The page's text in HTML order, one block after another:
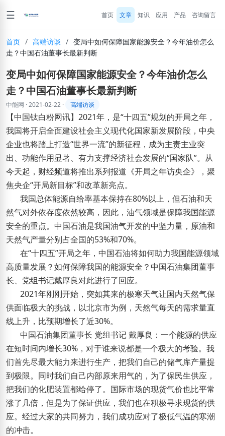
☰ 首页 文章 知识 应用 产品 咨询留言
首页 / 高端访谈 / 变局中如何保障国家能源安全？今年油价怎么
走？中国石油董事长最新判断
变局中如何保障国家能源安全？今年油价怎么
走？中国石油董事长最新判断
中能网 ·2021-02-22 · 高端访谈
【中国钛白粉网讯】2021年，是“十四五”规划的开局之年，
我国将开启全面建设社会主义现代化国家新发展阶段，中央
企业也将踏上打造“世界一流”的新征程，成为主责主业突
出、功能作用显著、有力支撑经济社会发展的“国家队”。从
今天起，财经频道将推出系列报道《开局之年访央企》，聚
焦央企“开局新目标”和改革新亮点。
我国总体能源自给率基本保持在80%以上，但石油和天
然气对外依存度依然较高，因此，油气领域是保障我国能源
安全的重点。中国石油是我国油气开发的中坚力量，原油和
天然气产量分别占全国的53%和70%。
在“十四五”开局之年，中国石油将如何助力我国能源领域
高质量发展？如何保障我国的能源安全？中国石油集团董事
长、党组书记戴厚良对此进行了回应。
2021年刚刚开始，突如其来的极寒天气让国内天然气保
供面临极大的挑战，以北京市为例，天然气每天的需求量直
线上升，比预期增长了近30%。
中国石油集团董事长 党组书记 戴厚良：一个能源的供应
在短时间内增长30%，对于谁来说都是一个极大的考验。我
们首先尽最大能力来进行生产，把我们自己的储气库产量提
到极限。同时我们自己内部原来用气的，为了保民生供应，
把我们的化肥装置都给停了。国际市场的现货气价也比平常
涨了几倍，但是为了保证供应，我们也在积极寻求现货的供
应。经过大家的共同努力，我们成功应对了极低气温的寒潮
的冲击。